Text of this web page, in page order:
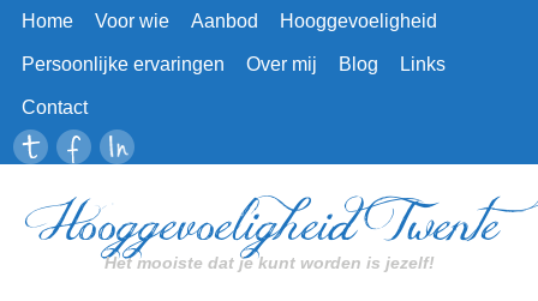
Home Voor wie Aanbod Hooggevoeligheid
Persoonlijke ervaringen Over mij Blog Links
Contact
Hooggevoeligheid Twente
Het mooiste dat je kunt worden is jezelf!